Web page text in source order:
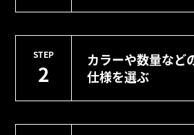
STEP
2
カラーや数量など
仕様を選ぶ